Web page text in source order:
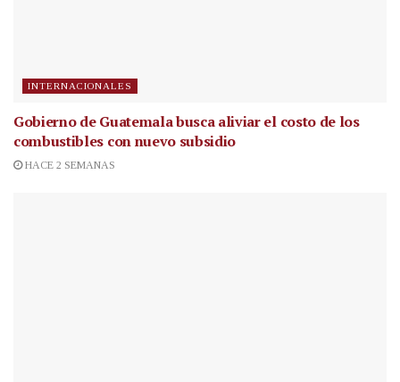
INTERNACIONALES
Gobierno de Guatemala busca aliviar el costo de los
combustibles con nuevo subsidio
HACE 2 SEMANAS